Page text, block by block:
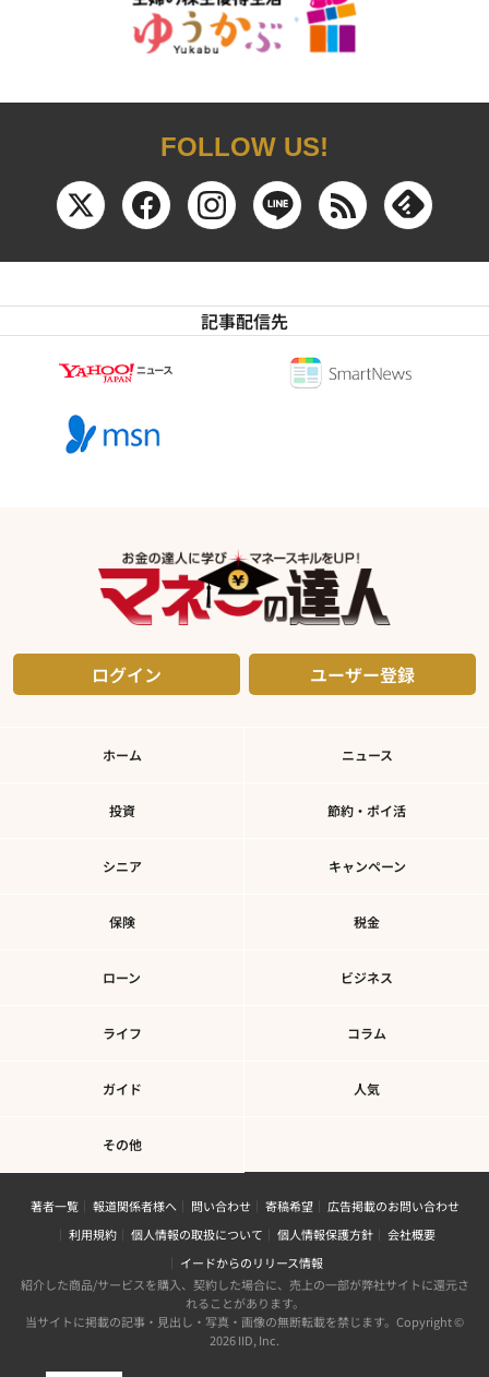
FOLLOW US!
記事配信先
ログイン ユーザー登録
ホーム ニュース
投資 節約・ポイ活
シニア キャンペーン
保険 税金
ローン ビジネス
ライフ コラム
ガイド 人気
その他
著者一覧 報道関係者様へ 問い合わせ 寄稿希望
広告掲載のお問い合わせ
利用規約
個人情報の取扱について 個人情報保護方針
会社概要
イードからのリリース情報
紹介した商品/サービスを購入、契約した場合に、売上の一部が弊社サイトに還元さ
れることがあります。
当サイトに掲載の記事・見出し・写真・画像の無断転載を禁じます。Copyright ©
2026 IID, Inc.